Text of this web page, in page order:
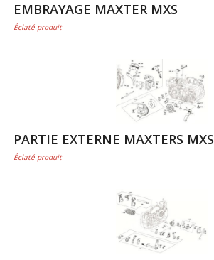
EMBRAYAGE MAXTER MXS
Éclaté produit
PARTIE EXTERNE MAXTERS MXS
Éclaté produit